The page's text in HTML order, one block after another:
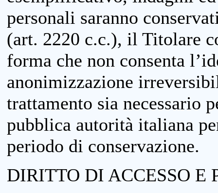
personali saranno
(art. 2220 c.c.), il Titolare
forma che non consenta
anonimizzazione
trattamento sia necessario
pubblica autorità italiana
periodo di conservazione.
DIRITTO DI ACCESSO